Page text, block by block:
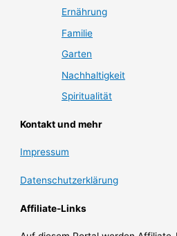
Ernährung
Familie
Garten
Nachhaltigkeit
Spiritualität
Kontakt und mehr
Impressum
Datenschutzerklärung
Affiliate-Links